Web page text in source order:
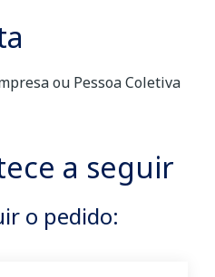
ou Pessoa Coletiva
a seguir
o pedido: